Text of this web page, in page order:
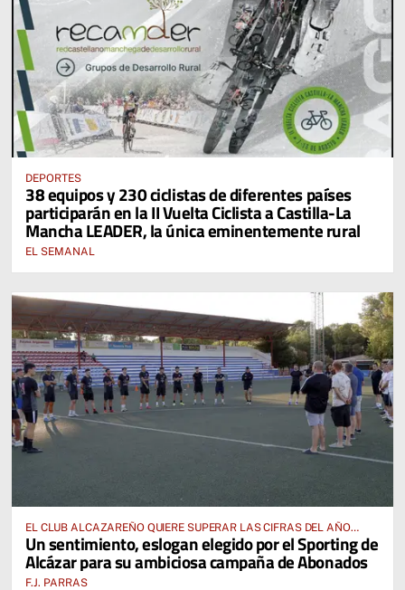
DEPORTES
38 equipos y 230 ciclistas de diferentes países
participarán en la II Vuelta Ciclista a Castilla-La
Mancha LEADER, la única eminentemente rural
EL SEMANAL
EL CLUB ALCAZAREÑO QUIERE SUPERAR LAS CIFRAS DEL AÑO
PASADO E INCLUSO DUPLICARLAS
Un sentimiento, eslogan elegido por el Sporting de
Alcázar para su ambiciosa campaña de Abonados
F.J. PARRAS